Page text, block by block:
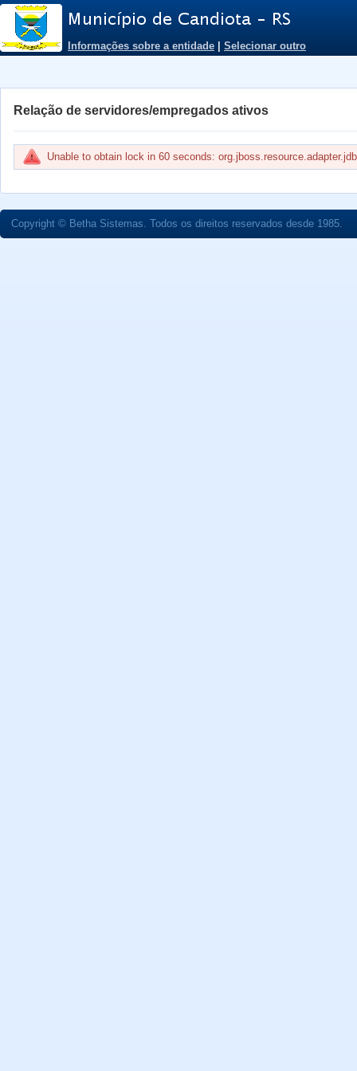
Informações sobre a entidade Selecionar outro
Relação de servidores/empregados ativos
Unable to obtain lock in 60 seconds:
Copyright © Betha Sistemas. Todos os direitos reservados desde 1985.